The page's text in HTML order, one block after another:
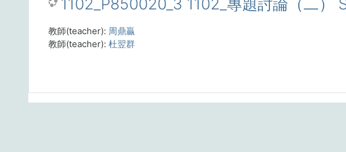
1102_P850020_3 1102_專題討論（二）
教師(teacher): 周鼎贏
教師(teacher): 杜翌群